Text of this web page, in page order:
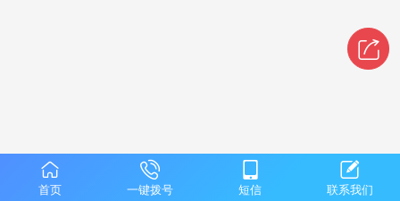
首页 一键拨号 短信 联系我们